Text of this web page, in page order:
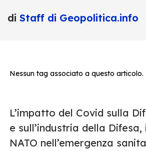
di Staff di Geopolitica.info
Nessun tag associato a questo articolo.
L’impatto del Covid sulla
e sull’industria della
NATO nell’emergenza